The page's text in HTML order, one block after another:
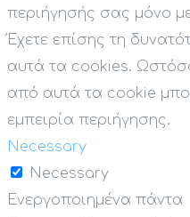
περιήγησής σας μόνο
Έχετε επίσης τη
αυτά τα cookies.
από αυτά τα cookie
εμπειρία περιήγησης.
Necessary
Necessary
Ενεργοποιημένα πάντα